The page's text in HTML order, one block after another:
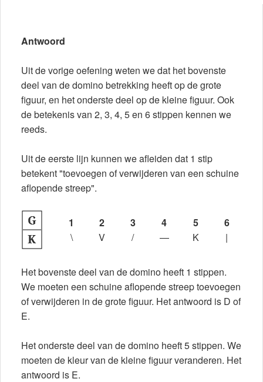
Antwoord
Uit de vorige oefening weten we dat het bovenste
deel van de domino betrekking heeft op de grote
figuur, en het onderste deel op de kleine figuur. Ook
de betekenis van 2, 3, 4, 5 en 6 stippen kennen we
reeds.
Uit de eerste lijn kunnen we afleiden dat 1 stip
betekent "toevoegen of verwijderen van een schuine
aflopende streep".
1 2 3 4 5
6
\
V / — K |
Het bovenste deel van de domino heeft 1 stippen.
We moeten een schuine aflopende streep toevoegen
of verwijderen in de grote figuur. Het antwoord is D of
E.
Het onderste deel van de domino heeft 5 stippen. We
moeten de kleur van de kleine figuur veranderen. Het
antwoord is E.